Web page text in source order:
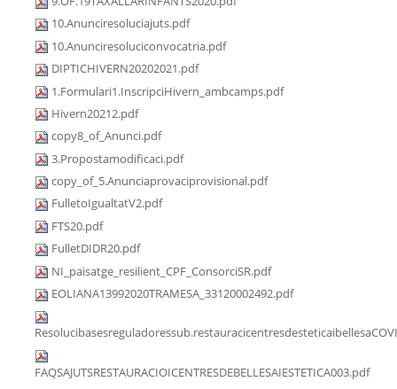
10.Anunciresoluciajuts.pdf
10.Anunciresoluciconvocatria.pdf
DIPTICHIVERN20202021.pdf
1.Formulari1.InscripciHivern_ambcamps.pdf
Hivern20212.pdf
copy8_of_Anunci.pdf
3.Propostamodificaci.pdf
copy_of_5.Anunciaprovaciprovisional.pdf
FulletoIgualtatV2.pdf
FTS20.pdf
FulletDIDR20.pdf
NI_paisatge_resilient_CPF_ConsorciSR.pdf
EOLIANA13992020TRAMESA_33120002492.pdf
FAQSAJUTSRESTAURACIOICENTRESDEBELLESAIESTETICA003.pdf